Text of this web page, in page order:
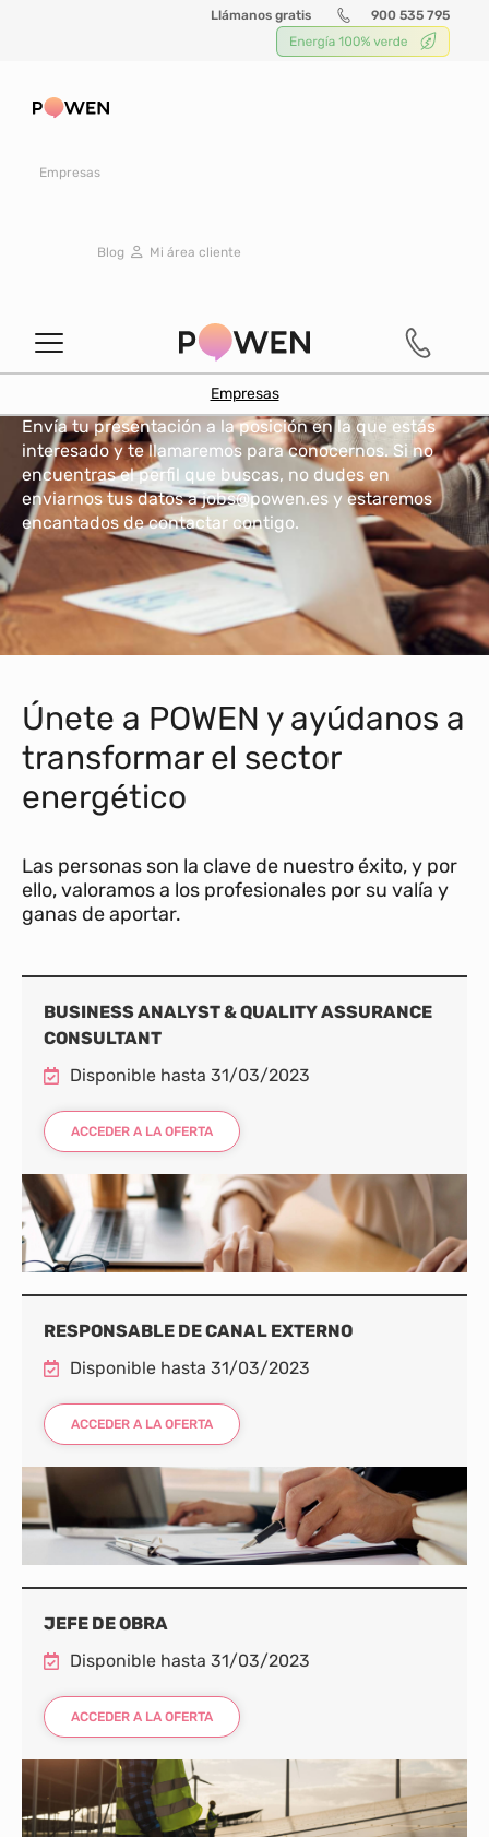
Llámanos gratis 900 535 795
Empresas
Blog Mi área cliente
Empresas
En POWEN te
estamos
¿Quieres unirte al proyecto de energía más innovador
Envía tu presentación a la posición en la que estás
interesado y te llamaremos para conocernos. Si no
encuentras el perfil que buscas, no dudes en
enviarnos tus datos a jobs@powen.es y estaremos
encantados de contactar contigo.
Únete a POWEN y ayúdanos a
transformar el sector
energético
Las personas son la clave de nuestro éxito, y por
ello, valoramos a los profesionales por su valía y
ganas de aportar.
BUSINESS ANALYST & QUALITY ASSURANCE
CONSULTANT
Disponible hasta 31/03/2023
ACCEDER A LA OFERTA
RESPONSABLE DE CANAL EXTERNO
Disponible hasta 31/03/2023
ACCEDER A LA OFERTA
JEFE DE OBRA
Disponible hasta 31/03/2023
ACCEDER A LA OFERTA